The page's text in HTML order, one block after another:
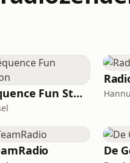
Fréquence Fun Station
De